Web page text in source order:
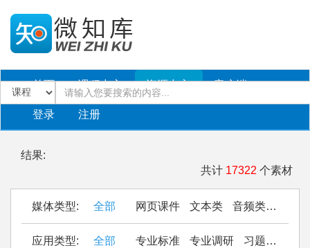
首页 课程中心 资源中心 客户端
登录 注册
结果:
共计 17322 个素材
媒体类型: 全部 网页课件 文本类 音频类
应用类型: 全部 专业标准 专业调研 习题作业